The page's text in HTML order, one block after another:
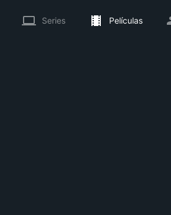
Series Películas